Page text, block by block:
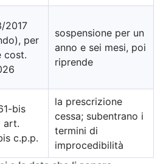
2017
per
cost.
sospensione per un
anno e sei mesi, poi
riprende
bis
art.
c.p.p.
la prescrizione
cessa; subentrano i
termini di
improcedibilità